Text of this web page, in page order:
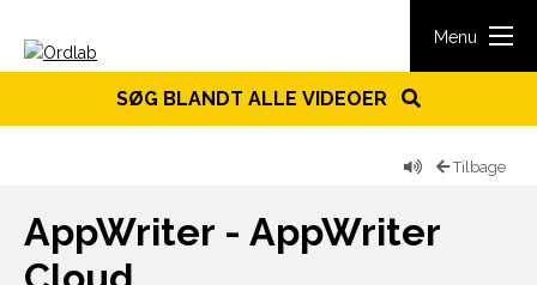
Menu
SØG BLANDT ALLE VIDEOER
Tilbage
AppWriter - AppWriter